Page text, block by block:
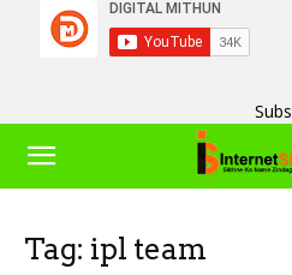
Tag: ipl team